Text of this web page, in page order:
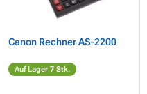
Canon Rechner AS-2200
Auf Lager 7 Stk.